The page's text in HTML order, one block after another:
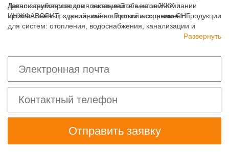
давно занимаемся комплектацией объектов ЖКХ и
промышленных зданий, имея широкий ассортимент продукции
для систем: отопления, водоснабжения, канализации и
Детали трубопроводов - заказывайте в нашей компании
ИНЖФАВОРИТ, с доставкой по России и странам СНГ.
Развернуть